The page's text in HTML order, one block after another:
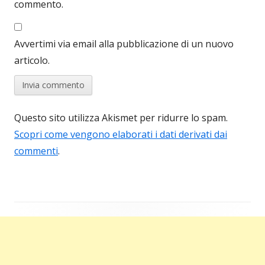
commento.
Avvertimi via email alla pubblicazione di un nuovo
articolo.
Questo sito utilizza Akismet per ridurre lo spam.
Scopri come vengono elaborati i dati derivati dai
commenti.